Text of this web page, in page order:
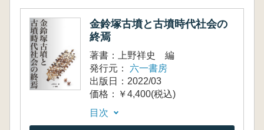
金鈴塚古墳と古墳時代社会の
終焉
著書：上野祥史 編
発行元： 六一書房
出版日：2022/03
価格：￥4,400(税込)
目次